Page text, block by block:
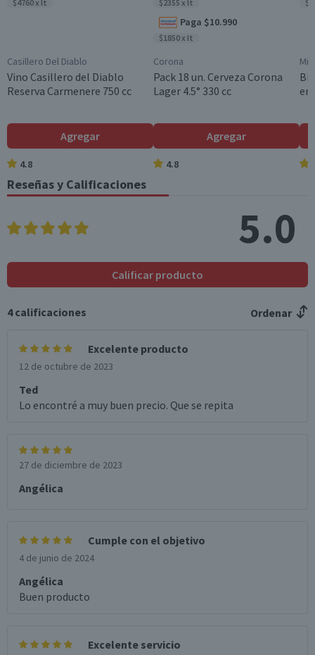
Tamaño
Familiar
Nota
de 18 años.
Garantía Mínima Legal
Válida hasta su fecha de caducidad
$4760 x lt
Casillero Del Diablo
Vino Casillero del Diablo
Reserva Carmenere 750 cc
Agregar
4.8
$2355 x lt
Paga $10.990
$1850 x lt
Corona
Pack 18 un. Cerveza Corona
Lager 4.5° 330 cc
Agregar
4.8
en
Reseñas y Calificaciones
5.0
Calificar producto
4 calificaciones Ordenar
Excelente producto
12 de octubre de 2023
Ted
Lo encontré a muy buen precio. Que se repita
27 de diciembre de 2023
Angélica
Cumple con el objetivo
4 de junio de 2024
Angélica
Buen producto
Excelente servicio